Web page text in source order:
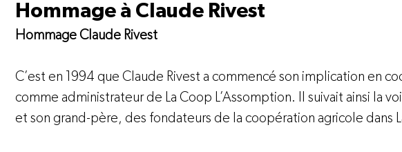
Hommage à Claude Rivest
Hommage Claude Rivest
C’est en 1994 que Claude Rivest a commencé son implication en
comme administrateur de La Coop L’Assomption. Il suivait ainsi la
et son grand-père, des fondateurs de la coopération agricole dans